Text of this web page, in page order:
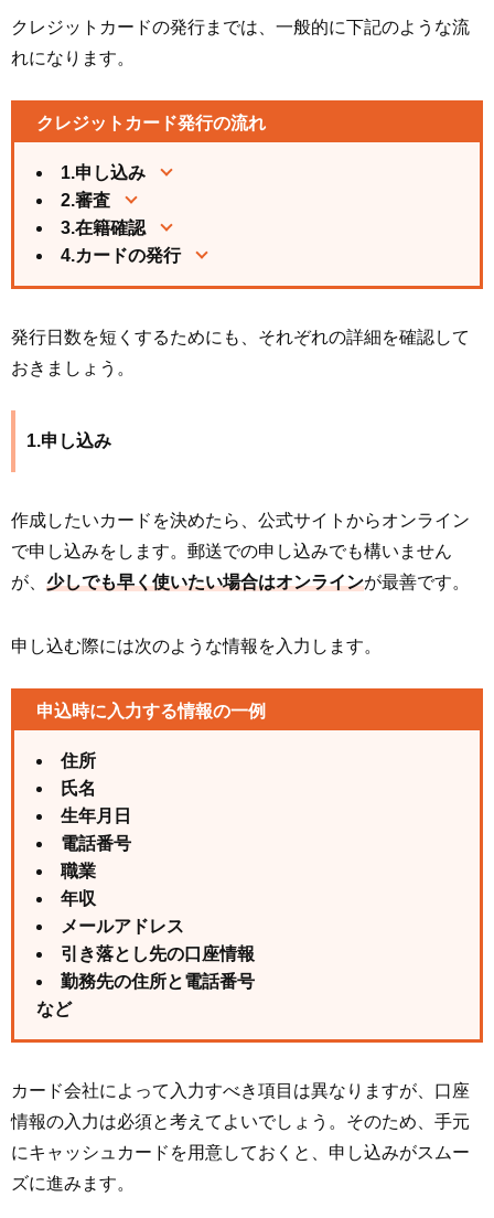
クレジットカードの発行までは、一般的に下記のような流
れになります。
クレジットカード発行の流れ
1.申し込み
2.審査
3.在籍確認
4.カードの発行
発行日数を短くするためにも、それぞれの詳細を確認して
おきましょう。
1.申し込み
作成したいカードを決めたら、公式サイトからオンライン
で申し込みをします。郵送での申し込みでも構いません
が、 少しでも早く使いたい場合はオンラインが最善です。
申し込む際には次のような情報を入力します。
申込時に入力する情報の一例
住所
氏名
生年月日
電話番号
職業
年収
メールアドレス
引き落とし先の口座情報
勤務先の住所と電話番号
など
カード会社によって入力すべき項目は異なりますが、口座
情報の入力は必須と考えてよいでしょう。そのため、手元
にキャッシュカードを用意しておくと、申し込みがスムー
ズに進みます。